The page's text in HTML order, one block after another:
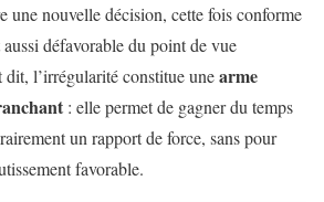
une nouvelle décision, cette fois conforme
défavorable du point de vue
l’irrégularité constitue unearme
: elle permet de gagner du temps
un rapport de force, sans pour
favorable.